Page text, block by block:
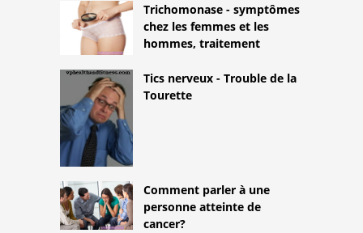
Trichomonase - symptômes
chez les femmes et les
hommes, traitement
Tics nerveux - Trouble de la
Tourette
Comment parler à une
personne atteinte de
cancer?